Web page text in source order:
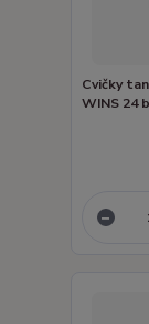
Cvičky
WINS 24